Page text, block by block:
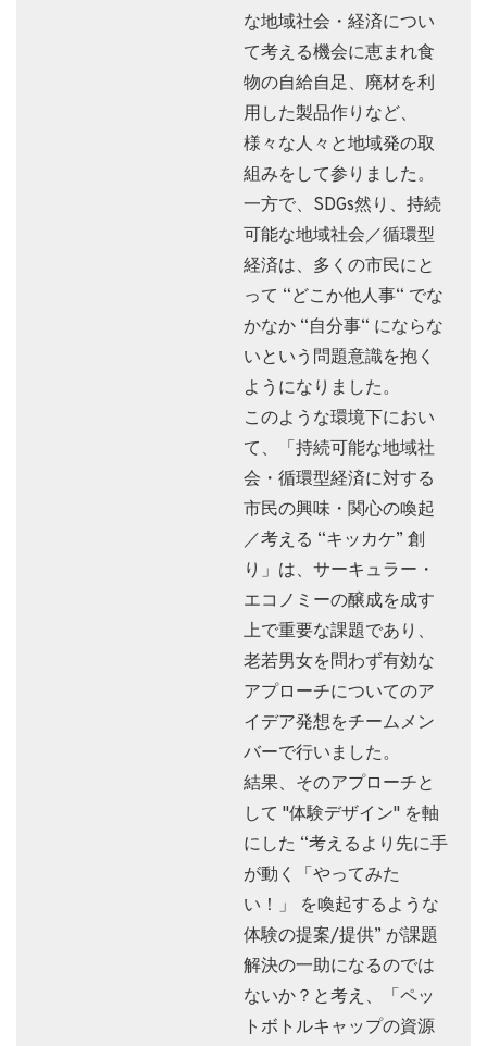
な地域社会・経済につい
て考える機会に恵まれ食
物の自給自足、廃材を利
用した製品作りなど、
様々な人々と地域発の取
組みをして参りました。
一方で、SDGs然り、持続
可能な地域社会／循環型
経済は、多くの市民にと
って “どこか他人事“ でな
かなか “自分事“ にならな
いという問題意識を抱く
ようになりました。
このような環境下におい
て、「持続可能な地域社
会・循環型経済に対する
市民の興味・関心の喚起
／考える “キッカケ” 創
り」は、サーキュラー・
エコノミーの醸成を成す
上で重要な課題であり、
老若男女を問わず有効な
アプローチについてのア
イデア発想をチームメン
バーで行いました。
結果、そのアプローチと
して "体験デザイン" を軸
にした “考えるより先に手
が動く「やってみた
い！」 を喚起するような
体験の提案/提供” が課題
解決の一助になるのでは
ないか？と考え、「ペッ
トボトルキャップの資源